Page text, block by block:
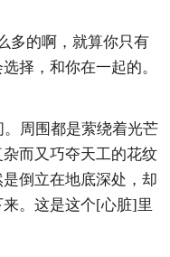
多的啊，就算你只有
择，和你在一起的。
周围都是萦绕着光芒
而又巧夺天工的花纹
倒立在地底深处，却
。这是这个[心脏]里